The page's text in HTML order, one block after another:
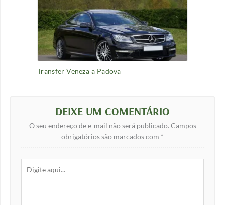
Transfer Veneza a Padova
DEIXE UM COMENTÁRIO
O seu endereço de e-mail não será publicado. Campos
obrigatórios são marcados com *
aqui...